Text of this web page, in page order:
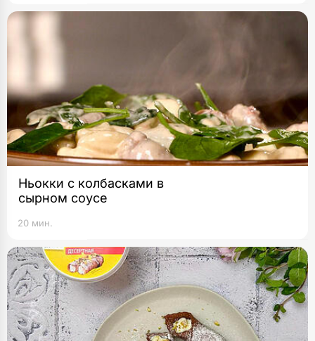
Ньокки с колбасками в
сырном соусе
20 мин.